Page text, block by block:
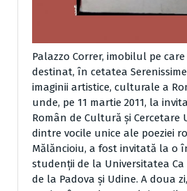
Palazzo Correr, imobilul pe
destinat, în cetatea
imaginii artistice, culturale a
unde, pe 11 martie 2011, la
Român de Cultură şi Cercetare
dintre vocile unice ale poeziei
Mălăncioiu, a fost invitată la o
studenţii de la Universitatea Ca
de la Padova şi Udine. A doua